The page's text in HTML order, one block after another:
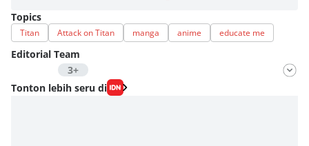
Topics
Titan Attack on Titan manga anime educate me
Editorial Team
3+
Editor
Nadia Agatha Pramesthi
Tonton lebih seru di